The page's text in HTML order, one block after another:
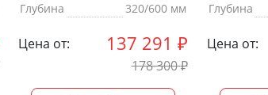
Глубина
320/600 мм
Цена от: 137 291 ₽
178 300₽
Глубина
Цена от: